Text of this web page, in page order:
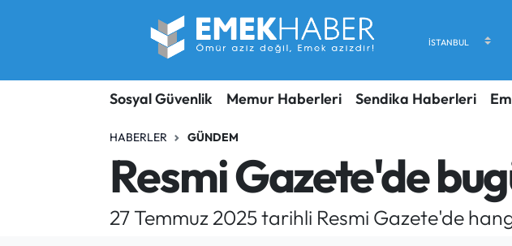
Sosyal Güvenlik Memur Haberleri Sendika Haberleri
HABERLER GÜNDEM
Resmi Gazete'de
27 Temmuz 2025 tarihli Resmi Gazete'de
SORU-CEVAP
Trafik Durumu
Süper Lig Puan Durumu ve Fikstür
Tüm Manşetler
Son Dakika Haberleri